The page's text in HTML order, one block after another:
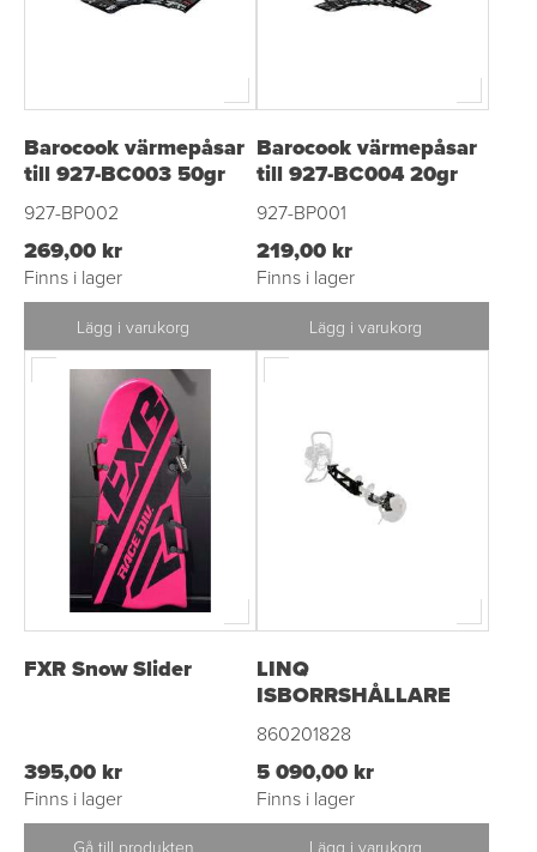
Barocook värmepåsar
till 927-BC003 50gr
927-BP002
269,00 kr
Finns i lager
Lägg i varukorg
Barocook värmepåsar
till 927-BC004 20gr
927-BP001
219,00 kr
Finns i lager
Lägg i varukorg
FXR Snow Slider
395,00 kr
Finns i lager
Gå till produkten
LINQ
ISBORRSHÅLLARE
860201828
5 090,00 kr
Finns i lager
Lägg i varukorg